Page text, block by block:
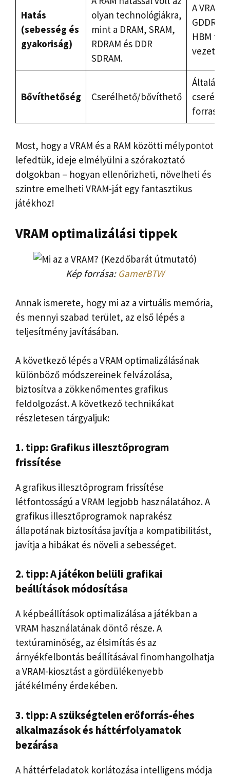
Hatás
(sebesség és
gyakoriság)
olyan technológiákra,
mint a DRAM, SRAM,
RDRAM és DDR
SDRAM.
A VRAM
GDDR5,
HBM
vezetett.
Bővíthetőség Cserélhető/bővíthető
Most, hogy a VRAM és a RAM közötti mélypontot
lefedtük, ideje elmélyülni a szórakoztató
dolgokban – hogyan ellenőrizheti, növelheti és
szintre emelheti VRAM-ját egy fantasztikus
játékhoz!
VRAM optimalizálási tippek
Kép forrása: GamerBTW
Annak ismerete, hogy mi az a virtuális memória,
és mennyi szabad terület, az első lépés a
teljesítmény javításában.
A következő lépés a VRAM optimalizálásának
különböző módszereinek felvázolása,
biztosítva a zökkenőmentes grafikus
feldolgozást. A következő technikákat
részletesen tárgyaljuk:
1. tipp: Grafikus illesztőprogram
frissítése
A grafikus illesztőprogram frissítése
létfontosságú a VRAM legjobb használatához. A
grafikus illesztőprogramok naprakész
állapotának biztosítása javítja a kompatibilitást,
javítja a hibákat és növeli a sebességet.
2. tipp: A játékon belüli grafikai
beállítások módosítása
A képbeállítások optimalizálása a játékban a
VRAM használatának döntő része. A
textúraminőség, az élsimítás és az
árnyékfelbontás beállításával finomhangolhatja
a VRAM-kiosztást a gördülékenyebb
játékélmény érdekében.
3. tipp: A szükségtelen erőforrás-éhes
alkalmazások és háttérfolyamatok
bezárása
A háttérfeladatok korlátozása intelligens módja